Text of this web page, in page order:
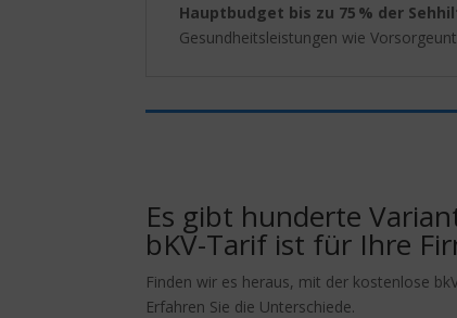
Hauptbudget bis zu 75 % der
Gesundheitsleistungen wie
Es gibt hunderte
bKV-Tarif ist für Ihre
Finden wir es heraus, mit der kostenlose
Erfahren Sie die Unterschiede.